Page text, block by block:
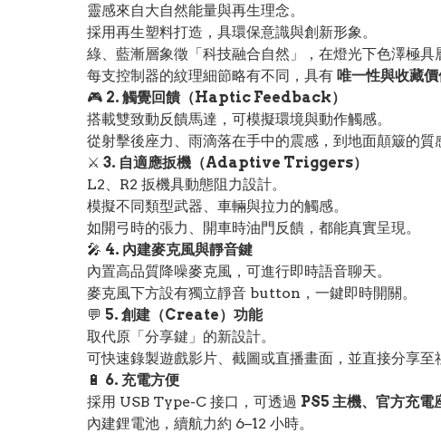
靈感來自大自然能量與再生理念。
採用再生塑料打造，具環保意識與創新形象。
綠、藍漸層象徵「科技融合自然」，在燈光下色澤極具
每支控制器的紋理細節略有不同，具有 唯一性與收藏
🎮 2. 觸覺回饋（Haptic Feedback）
搭載雙致動反饋馬達，可模擬環境與動作觸感。
從射擊後座力、雨滴落在手中的震感，到地面顛簸的質
⚔️ 3. 自適應扳機（Adaptive Triggers）
L2、R2 扳機具動態阻力設計。
模擬不同類型武器、車輛與拉力的觸感。
如開弓時的張力、開車時油門反饋，都能真實呈現。
🎤 4. 內建麥克風與靜音鍵
內置高品質降噪麥克風，可進行即時語音聊天。
麥克風下方設有獨立靜音 button，一鍵即時開關。
💬 5. 創建（Create）功能
取代原「分享鍵」的新設計。
可快速錄製遊戲影片、截圖或直播畫面，並直接分享至
🔋 6. 充電方便
採用 USB Type-C 接口，可透過 PS5 主機、官方充電
內建鋰電池，續航力約 6–12 小時。